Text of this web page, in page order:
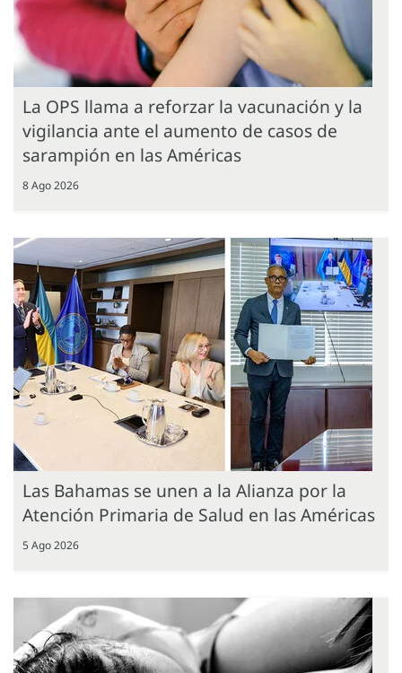
La OPS llama a reforzar la vacunación y la
vigilancia ante el aumento de casos de
sarampión en las Américas
8 Ago 2026
Las Bahamas se unen a la Alianza por la
Atención Primaria de Salud en las Américas
5 Ago 2026